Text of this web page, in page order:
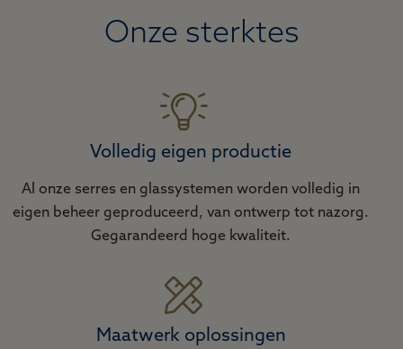
Onze sterktes
Volledig eigen productie
Al onze serres en glassystemen worden volledig in
eigen beheer geproduceerd, van ontwerp tot nazorg.
Gegarandeerd hoge kwaliteit.
Maatwerk oplossingen